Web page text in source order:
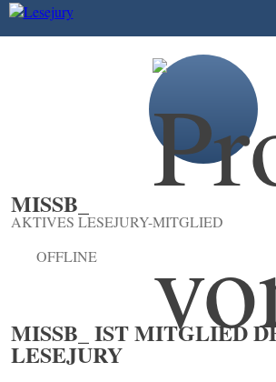
MISSB_
AKTIVES LESEJURY-MITGLIED
OFFLINE
MISSB_ IST MITGLIED
LESEJURY